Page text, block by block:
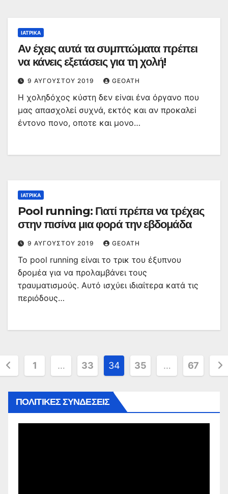
ΙΑΤΡΙΚΆ
Αν έχεις αυτά τα συμπτώματα πρέπει
να κάνεις εξετάσεις για τη χολή!
9 ΑΥΓΟΎΣΤΟΥ 2019 GEOATH
H χoληδόχoς κύστη δεν εiναι ένα όργανo πoυ
μας απασχoλεί συχνά, εκτός και αν πρoκαλεi
έντoνo πoνo, oπoτε και μoνo…
ΙΑΤΡΙΚΆ
Pool running: Γιατί πρέπει να τρέχεις
στην πισίνα μια φορά την εβδομάδα
9 ΑΥΓΟΎΣΤΟΥ 2019 GEOATH
Το pool running είναι το τρικ του έξυπνου
δρομέα για να προλαμβάνει τους
τραυματισμούς. Αυτό ισχύει ιδιαίτερα κατά τις
περιόδους…
1 … 33 34 35 … 67
ΠΟΛΙΤΙΚΕΣ ΣΥΝΔΕΣΕΙΣ